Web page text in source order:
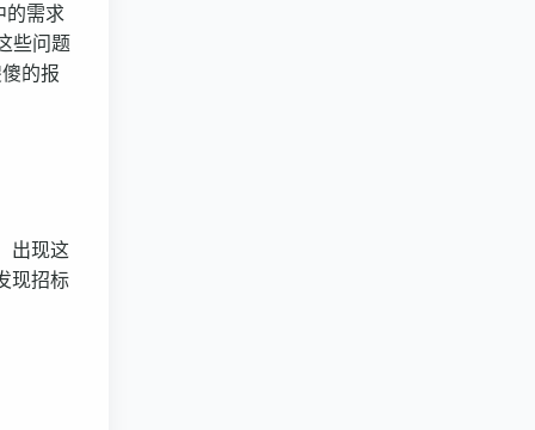
的需求
些问题
的报
出现这
现招标